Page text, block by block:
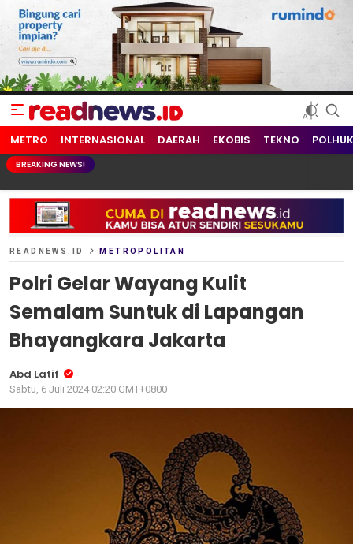
readnews.id
Berita Terkini, Update Terbaru Hari ini dari Indonesia dan Dunia
METRO INTERNASIONAL DAERAH EKOBIS TEKNO
BREAKING NEWS!
READNEWS.ID METROPOLITAN
Polri Gelar Wayang Kulit
Semalam Suntuk di Lapangan
Bhayangkara Jakarta
Abd Latif
Sabtu, 6 Juli 2024 02:20 GMT+0800